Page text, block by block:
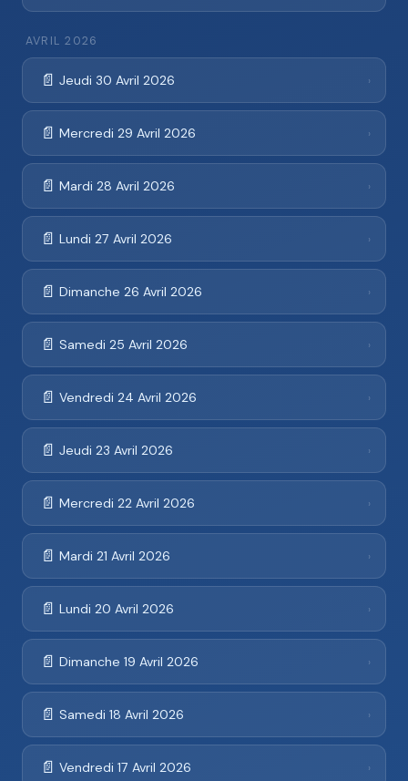
AVRIL 2026
📄 Jeudi 30 Avril 2026 ›
📄 Mercredi 29 Avril 2026 ›
📄 Mardi 28 Avril 2026 ›
📄 Lundi 27 Avril 2026 ›
📄 Dimanche 26 Avril 2026 ›
📄 Samedi 25 Avril 2026 ›
📄 Vendredi 24 Avril 2026 ›
📄 Jeudi 23 Avril 2026 ›
📄 Mercredi 22 Avril 2026 ›
📄 Mardi 21 Avril 2026 ›
📄 Lundi 20 Avril 2026 ›
📄 Dimanche 19 Avril 2026 ›
📄 Samedi 18 Avril 2026 ›
📄 Vendredi 17 Avril 2026 ›